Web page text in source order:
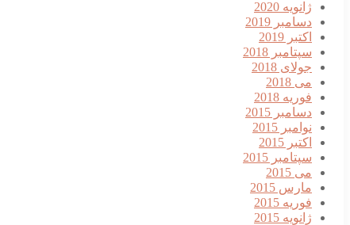
ژانویه 2020
دسامبر 2019
اکتبر 2019
سپتامبر 2018
جولای 2018
می 2018
فوریه 2018
دسامبر 2015
نوامبر 2015
اکتبر 2015
سپتامبر 2015
می 2015
مارس 2015
فوریه 2015
ژانویه 2015